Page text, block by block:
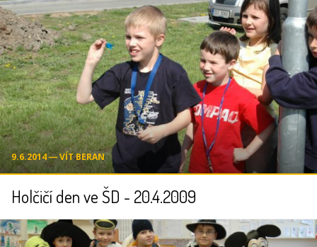
9.6.2014 ― VÍT BERAN
Holčičí den ve ŠD - 20.4.2009